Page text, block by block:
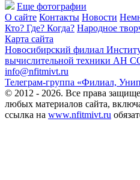
Еще фотографии
О сайте Контакты Новости
Кто? Где? Когда? Народное
Карта сайта
Новосибирский филиал
вычислительной техники АН
info@nfitmivt.ru
Телеграм-группа «Филиал,
© 2012 - 2026. Все права
любых материалов сайта,
ссылка на www.nfitmivt.ru